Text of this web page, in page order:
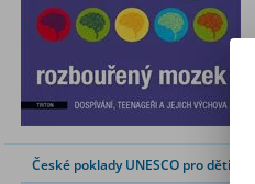
České poklady UNESCO pro děti